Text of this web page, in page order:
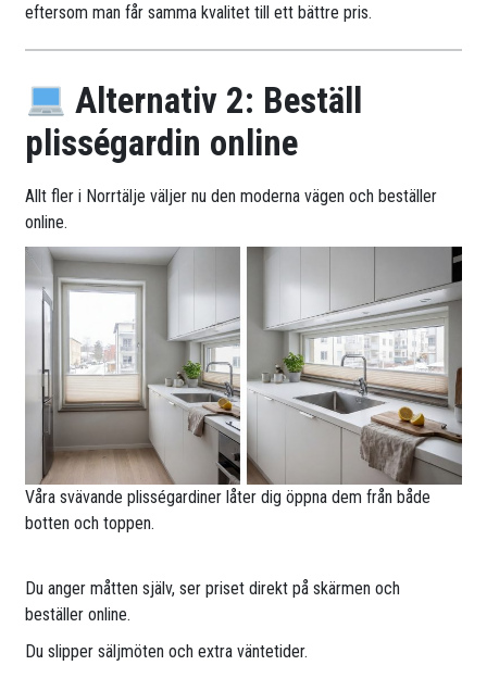
eftersom man får samma kvalitet till ett bättre pris.
Alternativ 2: Beställ
plisségardin online
Allt fler i Norrtälje väljer nu den moderna vägen och beställer
online.
Våra svävande plisségardiner låter dig öppna dem från både
botten och toppen.
Du anger måtten själv, ser priset direkt på skärmen och
beställer online.
Du slipper säljmöten och extra väntetider.